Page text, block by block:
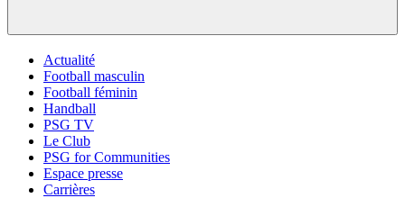
Actualité
Football masculin
Football féminin
Handball
PSG TV
Le Club
PSG for Communities
Espace presse
Carrières